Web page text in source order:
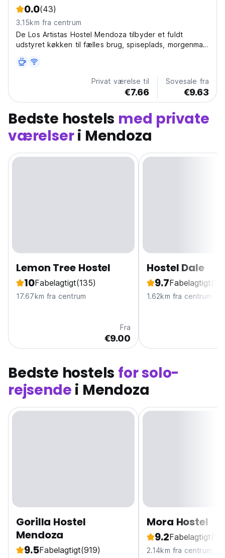
0.0(43)
3.15km fra centrum
De Los Artistas Hostel Mendoza tilbyder et fuldt
udstyret køkken til fælles brug, spiseplads, morgenmad
Privat værelse til
€7.66
Sovesale fra
€9.63
Bedste hostels med private
værelseri Mendoza
Lemon Tree Hostel
10Fabelagtigt(135)
17.67km fra centrum
Fra
€9.00
Hostel Dale
9.7Fabelagtigt
1.62km fra centrum
Bedste hostels for solo-
rejsende i Mendoza
Gorilla Hostel
Mendoza
9.5Fabelagtigt(919)
Mora Hostel
9.2Fabelagtigt
2.14km fra centrum